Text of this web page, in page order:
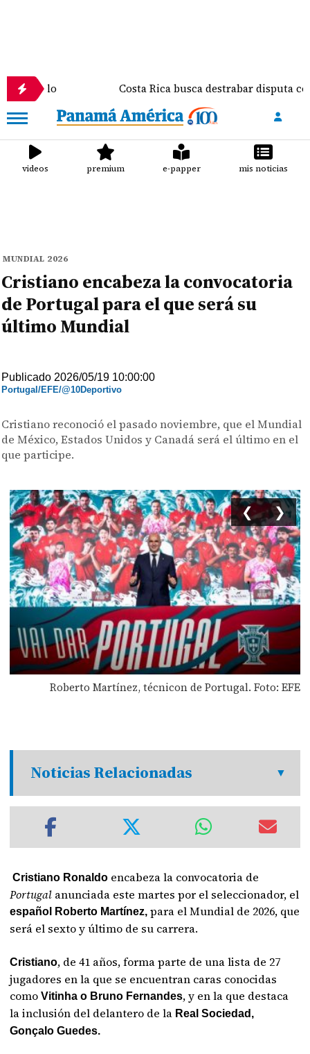
Costa Rica busca destrabar disputa comercial
videos premium e-papper mis noticias
MUNDIAL 2026
Cristiano encabeza la convocatoria
de Portugal para el que será su
último Mundial
Publicado 2026/05/19 10:00:00
Portugal/EFE/@10Deportivo
Cristiano reconoció el pasado noviembre, que el Mundial
de México, Estados Unidos y Canadá será el último en el
que participe.
Roberto Martínez, técnicon de Portugal. Foto: EFE
❮ ❯
Noticias Relacionadas
Cristiano Ronaldo encabeza la convocatoria de
Portugal anunciada este martes por el seleccionador, el
español Roberto Martínez,para el Mundial de 2026, que
será el sexto y último de su carrera.
Cristiano, de 41 años, forma parte de una lista de 27
jugadores en la que se encuentran caras conocidas
como Vitinha o Bruno Fernandes, y en la que destaca
la inclusión del delantero de la Real Sociedad,
Gonçalo Guedes.